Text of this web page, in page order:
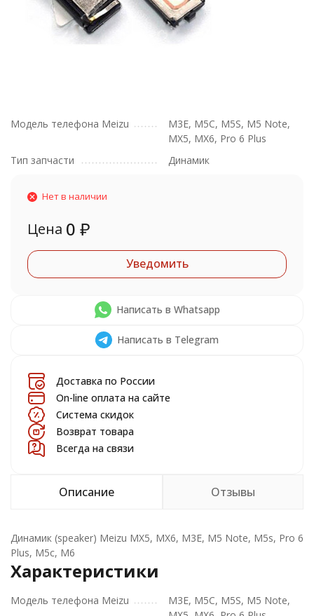
Модель телефона Meizu
M3E, M5C, M5S, M5 Note,
MX5, MX6, Pro 6 Plus
Тип запчасти
Динамик
Нет в наличии
Цена 0 ₽
Уведомить
Написать в Whatsapp
Написать в Telegram
Доставка по России
On-line оплата на сайте
Система скидок
Возврат товара
Всегда на связи
Описание Отзывы
Динамик (speaker) Meizu MX5, MX6, M3E, M5 Note, M5s, Pro 6
Plus, M5c, M6
Характеристики
Модель телефона Meizu
M3E, M5C, M5S, M5 Note,